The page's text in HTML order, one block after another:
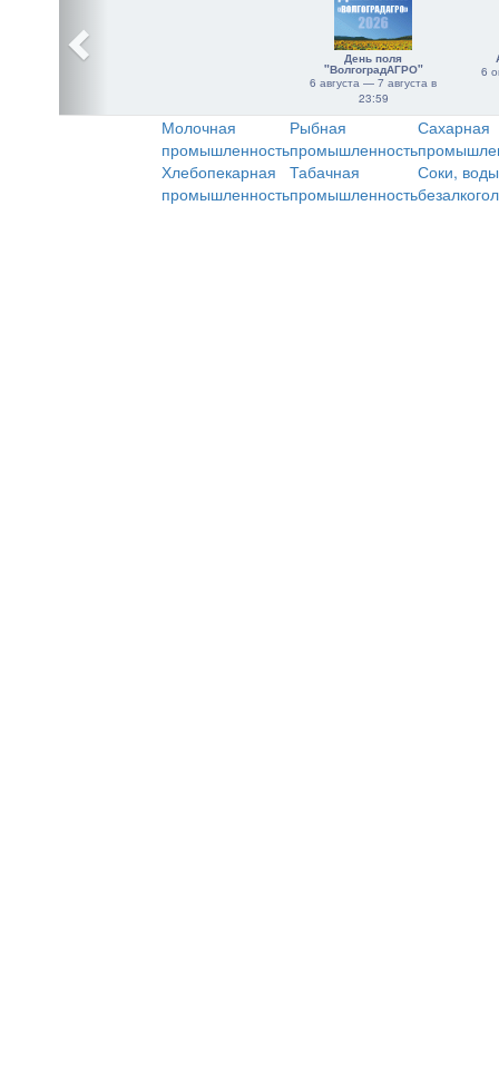
День поля
"ВолгоградАГРО"
6 августа — 7 августа в
23:59
6
Молочная
промышленность
Рыбная
промышленность
Сахарная
Хлебопекарная
промышленность
Табачная
промышленность
Соки,